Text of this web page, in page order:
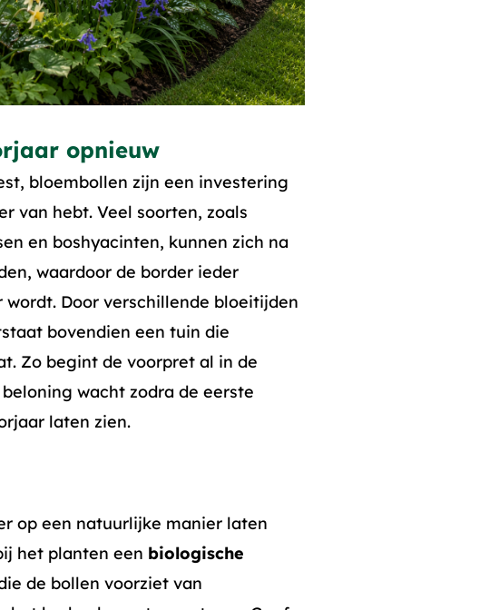
opnieuw
bloembollen zijn een investering
van hebt. Veel soorten, zoals
en boshyacinten, kunnen zich na
waardoor de border ieder
Door verschillende bloeitijden
bovendien een tuin die
Zo begint de voorpret al in de
wacht zodra de eerste
laten zien.
op een natuurlijke manier laten
het planten een biologische
de bollen voorziet van